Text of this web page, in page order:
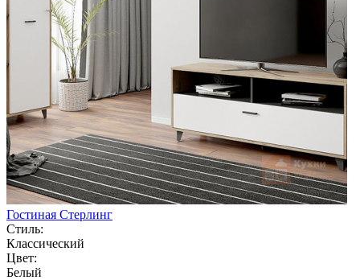
Гостиная Стерлинг
Стиль:
Классический
Цвет:
Белый